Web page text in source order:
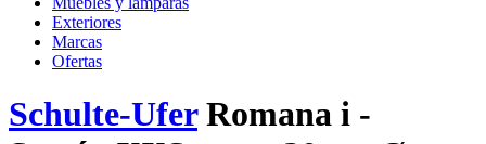
Exteriores
Marcas
Ofertas
Schulte-UferRomana i -